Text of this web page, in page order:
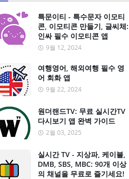
특문이티 - 특수문자 이모티
콘, 이모티콘 만들기, 글씨체:
인싸 필수 이모티콘 앱
9월 12, 2024
여행영어, 해외여행 필수 영
어 회화 앱
9월 22, 2024
원더랜드TV: 무료 실시간TV
다시보기 앱 완벽 가이드
2월 03, 2025
실시간 TV - 지상파, 케이블,
DMB, SBS, MBC: 90개 이상
의 채널을 무료로 즐기세요!